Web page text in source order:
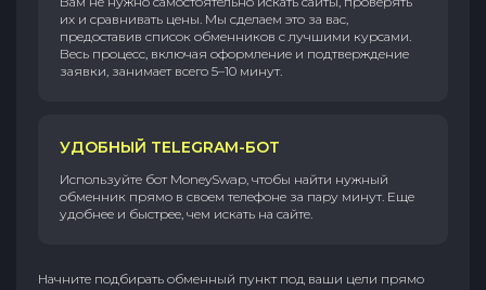
их и сравнивать цены. Мы сделаем это за вас,
предоставив список обменников с лучшими курсами.
Весь процесс, включая оформление и подтверждение
заявки, занимает всего 5–10 минут.
УДОБНЫЙ TELEGRAM-БОТ
Используйте бот MoneySwap, чтобы найти нужный
обменник прямо в своем телефоне за пару минут. Еще
удобнее и быстрее, чем искать на сайте.
Начните подбирать обменный пункт под ваши цели прямо